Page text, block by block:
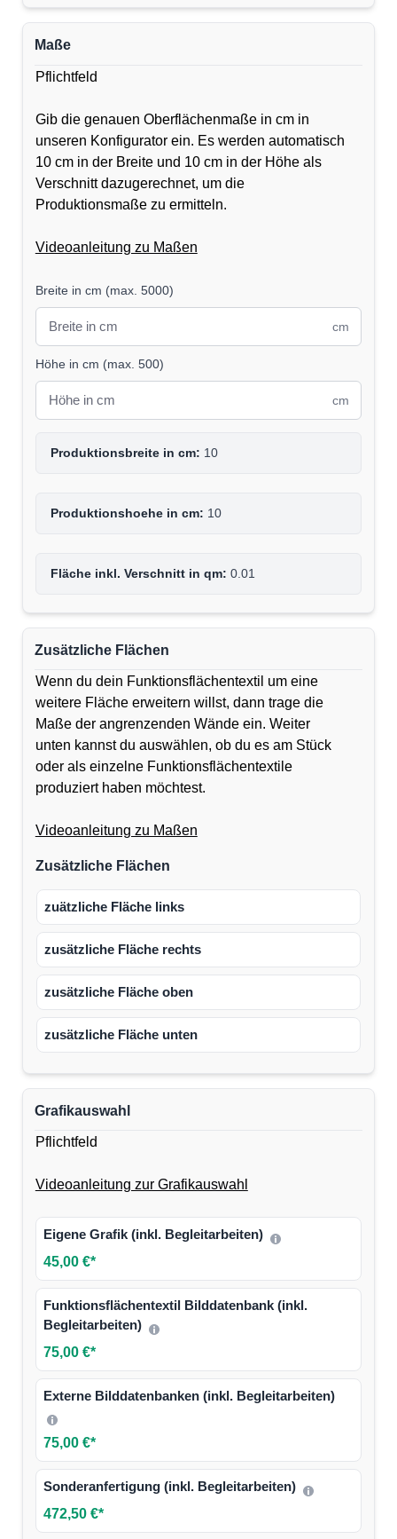
Maße
Pflichtfeld
Gib die genauen Oberflächenmaße in cm in
unseren Konfigurator ein. Es werden automatisch
10 cm in der Breite und 10 cm in der Höhe als
Verschnitt dazugerechnet, um die
Produktionsmaße zu ermitteln.
Videoanleitung zu Maßen
Breite in cm (max. 5000)
cm
Höhe in cm (max. 500)
cm
Produktionsbreite in cm: 10
Produktionshoehe in cm: 10
Fläche inkl. Verschnitt in qm: 0.01
Zusätzliche Flächen
Wenn du dein Funktionsflächentextil um eine
weitere Fläche erweitern willst, dann trage die
Maße der angrenzenden Wände ein. Weiter
unten kannst du auswählen, ob du es am Stück
oder als einzelne Funktionsflächentextile
produziert haben möchtest.
Videoanleitung zu Maßen
Zusätzliche Flächen
zuätzliche Fläche links
zusätzliche Fläche rechts
zusätzliche Fläche oben
zusätzliche Fläche unten
Grafikauswahl
Pflichtfeld
Videoanleitung zur Grafikauswahl
Eigene Grafik (inkl. Begleitarbeiten)
45,00 €*
Funktionsflächentextil Bilddatenbank (inkl.
Begleitarbeiten)
75,00 €*
Externe Bilddatenbanken (inkl. Begleitarbeiten)
75,00 €*
Sonderanfertigung (inkl. Begleitarbeiten)
472,50 €*